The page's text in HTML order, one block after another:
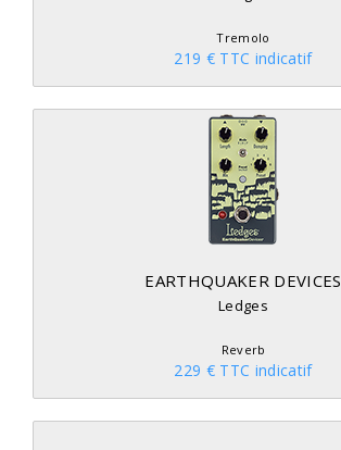
Tremolo
219 € TTC indicatif
EARTHQUAKER DEVICES
Ledges
Reverb
229 € TTC indicatif